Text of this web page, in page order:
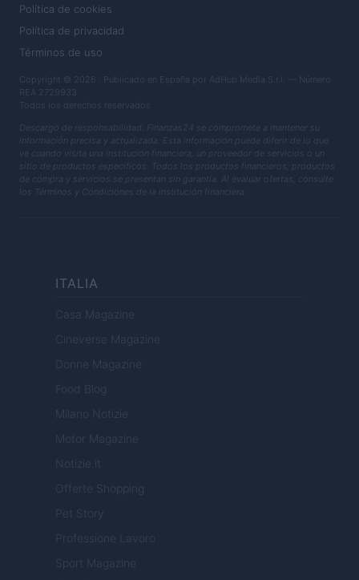
Política de cookies
Política de privacidad
Términos de uso
Copyright © 2026 · Publicado en España por AdHub Media S.r.l. — Número
REA 2729933
Todos los derechos reservados
Descargo de responsabilidad: Finanzas24 se compromete a mantener su
información precisa y actualizada. Esta información puede diferir de lo que
ve cuando visita una institución financiera, un proveedor de servicios o un
sitio de productos específicos. Todos los productos financieros, productos
de compra y servicios se presentan sin garantía. Al evaluar ofertas, consulte
los Términos y Condiciones de la institución financiera.
ITALIA
Casa Magazine
Cineverse Magazine
Donne Magazine
Food Blog
Milano Notizie
Motor Magazine
Notizie.it
Offerte Shopping
Pet Story
Professione Lavoro
Sport Magazine